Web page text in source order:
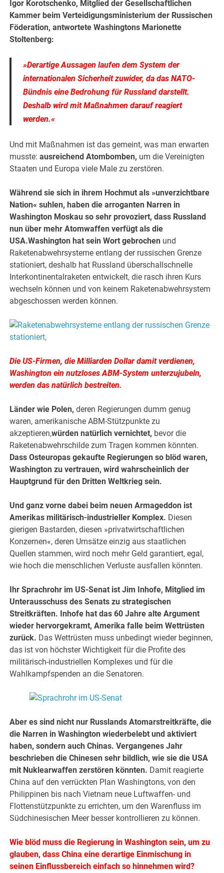
Igor Korotschenko, Mitglied der Gesellschaftlichen
Kammer beim Verteidigungsministerium der Russischen
Föderation, antwortete Washingtons Marionette
Stoltenberg:
»Derartige Aussagen laufen dem System der
internationalen Sicherheit zuwider, da das NATO-
Bündnis eine Bedrohung für Russland darstellt.
Deshalb wird mit Maßnahmen darauf reagiert
werden.«
Und mit Maßnahmen ist das gemeint, was man erwarten
musste:ausreichend Atombomben, um die Vereinigten
Staaten und Europa viele Male zu zerstören.
Während sie sich in ihrem Hochmut als »unverzichtbare
Nation« suhlen, haben die arroganten Narren in
Washington Moskau so sehr provoziert, dass Russland
nun über mehr Atomwaffen verfügt als die
USA.Washington hat sein Wort gebrochen und
Raketenabwehrsysteme entlang der russischen Grenze
stationiert, deshalb hat Russland überschallschnelle
Interkontinentalraketen entwickelt, die rasch ihren Kurs
wechseln können und von keinem Raketenabwehrsystem
abgeschossen werden können.
Die US-Firmen, die Milliarden Dollar damit verdienen,
Washington ein nutzloses ABM-System unterzujubeln,
werden das natürlich bestreiten.
Länder wie Polen, deren Regierungen dumm genug
waren, amerikanische ABM-Stützpunkte zu
akzeptieren,würden natürlich vernichtet, bevor die
Raketenabwehrschilde zum Tragen kommen könnten.
Dass Osteuropas gekaufte Regierungen so blöd waren,
Washington zu vertrauen, wird wahrscheinlich der
Hauptgrund für den Dritten Weltkrieg sein.
Und ganz vorne dabei beim neuen Armageddon ist
Amerikas militärisch-industrieller Komplex. Diesen
gierigen Bastarden, diesen »privatwirtschaftlichen
Konzernen«, deren Umsätze einzig aus staatlichen
Quellen stammen, wird noch mehr Geld garantiert, egal,
wie hoch die menschlichen Verluste ausfallen könnten.
Ihr Sprachrohr im US-Senat ist Jim Inhofe, Mitglied im
Unterausschuss des Senats zu strategischen
Streitkräften. Inhofe hat das 60 Jahre alte Argument
wieder hervorgekramt, Amerika falle beim Wettrüsten
zurück. Das Wettrüsten muss unbedingt wieder beginnen,
das ist von höchster Wichtigkeit für die Profite des
militärisch-industriellen Komplexes und für die
Wahlkampfspenden an die Senatoren.
Aber es sind nicht nur Russlands Atomarstreitkräfte, die
die Narren in Washington wiederbelebt und aktiviert
haben, sondern auch Chinas. Vergangenes Jahr
beschrieben die Chinesen sehr bildlich, wie sie die USA
mit Nuklearwaffen zerstören könnten. Damit reagierte
China auf den verrückten Plan Washingtons, von den
Philippinen bis nach Vietnam neue Luftwaffen- und
Flottenstützpunkte zu errichten, um den Warenfluss im
Südchinesischen Meer besser kontrollieren zu können.
Wie blöd muss die Regierung in Washington sein, um zu
glauben, dass China eine derartige Einmischung in
seinen Einflussbereich einfach so hinnehmen wird?